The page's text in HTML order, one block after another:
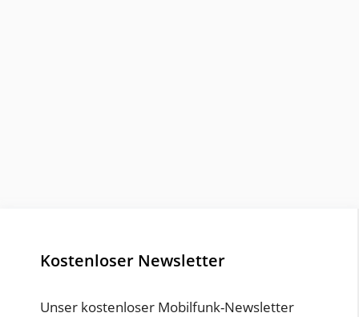
Kostenloser Newsletter
Unser kostenloser Mobilfunk-Newsletter